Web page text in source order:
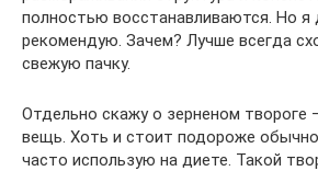
полностью восстанавливаются. Но я
рекомендую. Зачем? Лучше всегда
свежую пачку.
Отдельно скажу о зерненом твороге
вещь. Хоть и стоит подороже
часто использую на диете. Такой